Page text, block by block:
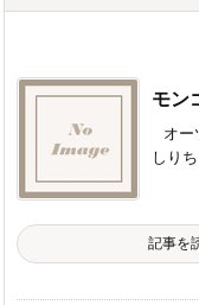
モン
オー
しり
記事を